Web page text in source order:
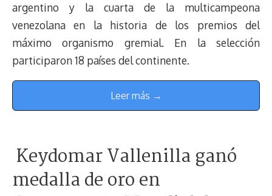
argentino y la cuarta de la multicampeona
venezolana en la historia de los premios del
máximo organismo gremial. En la selección
participaron 18 países del continente.
Leer más →
Keydomar Vallenilla ganó
medalla de oro en